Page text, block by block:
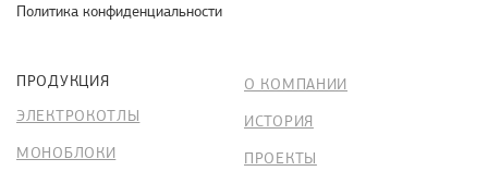
Политика конфиденциальности
ПРОДУКЦИЯ
ЭЛЕКТРОКОТЛЫ
МОНОБЛОКИ
О КОМПАНИИ
ИСТОРИЯ
ПРОЕКТЫ